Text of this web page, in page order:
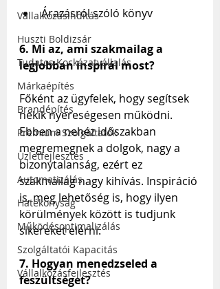
Vállalkozásindítás
Huszti Boldizsár
Tudatos Kockázatvállalás
Márkaépítés
Brandépítés
Prémium Szolgáltatók
Üzletfejlesztés
Automatizálás
Hatékonyság
Működésoptimalizálás
Szolgáltatói Kapacitás
Vállalkozásfejlesztés
Árazásról szóló könyv
6. Mi az, ami szakmailag a
legjobban inspirál most?
Főként az ügyfelek, hogy segítsek
nekik nyereségesen működni.
Ebben a nehéz időszakban
megremegnek a dolgok, nagy a
bizonytalanság, ezért ez
szakmailag nagy kihívás. Inspiráció
is, meg lehetőség is, hogy ilyen
körülmények között is tudjunk
sikereket elérni.
7. Hogyan menedzseled a
feszültséget?